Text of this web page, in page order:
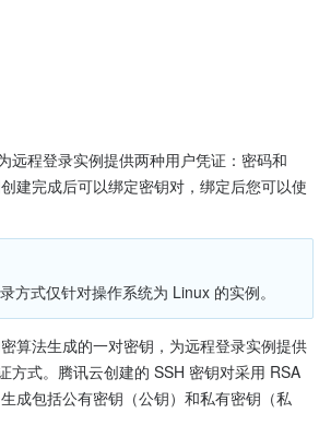
远程登录实例提供两种用户凭证：密码和
建完成后可以绑定密钥对，绑定后您可以使
方式仅针对操作系统为 Linux 的实例。
算法生成的一对密钥，为远程登录实例提供
方式。腾讯云创建的 SSH 密钥对采用 RSA
成包括公有密钥（公钥）和私有密钥（私